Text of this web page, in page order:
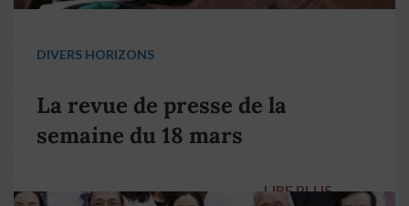
DIVERS HORIZONS
La revue de presse de la
semaine du 18 mars
LIRE PLUS →